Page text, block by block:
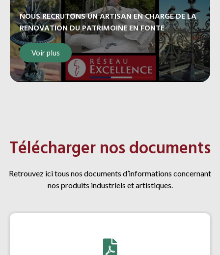
NOUS RECRUTONS UN ARTISAN EN CHARGE DE LA
RENOVATION DU PATRIMOINE EN FONTE
Voir plus
Télécharger nos documents
Retrouvez ici tous nos documents d’informations concernant
nos produits industriels et artistiques.